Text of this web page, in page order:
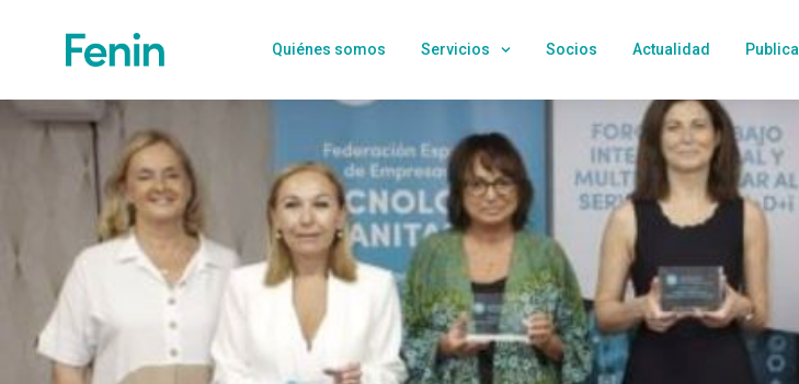
Quiénes somos Servicios Socios Actualidad